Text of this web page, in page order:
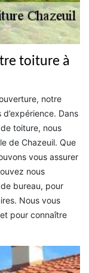
toiture à
notre
Dans
toiture, nous
de Chazeuil. Que
vous assurer
nous
bureau, pour
Nous vous
pour connaître